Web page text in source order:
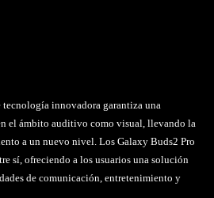
tecnología innovadora garantiza una
el ámbito auditivo como visual, llevando la
a un nuevo nivel. Los Galaxy Buds2 Pro
sí, ofreciendo a los usuarios una solución
de comunicación, entretenimiento y